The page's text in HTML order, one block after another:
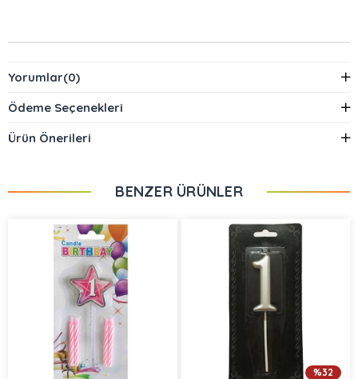
Yorumlar(0)
Ödeme Seçenekleri
Ürün Önerileri
BENZER ÜRÜNLER
%32